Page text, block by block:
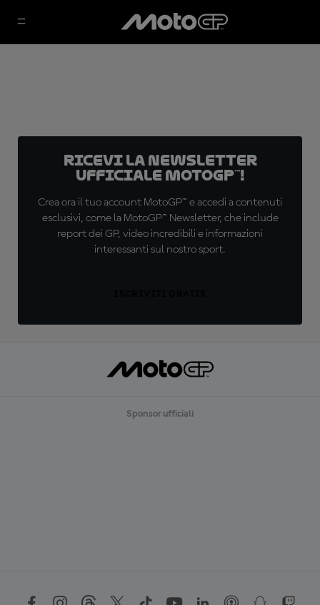
Ricevi la newsletter
ufficiale MotoGP™!
Crea ora il tuo account MotoGP™ e accedi a contenuti
esclusivi, come la MotoGP™ Newsletter, che include
report dei GP, video incredibili e informazioni
interessanti sul nostro sport.
Sponsor ufficiali